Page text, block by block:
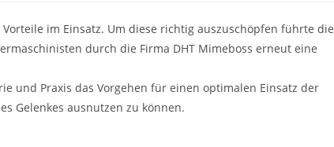
Vorteile im Einsatz. Um diese richtig auszuschöpfen führte die
durch die Firma DHT Mimeboss erneut eine
und Praxis das Vorgehen für einen optimalen Einsatz der
Gelenkes ausnutzen zu können.